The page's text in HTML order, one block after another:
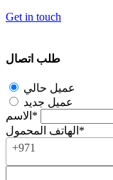
Get in touch
طلب اتصال
عميل حالي
عميل جديد
الاسم*
الهاتف المحمول*
+971